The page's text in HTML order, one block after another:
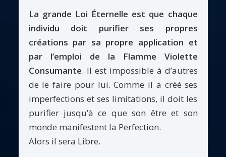
La grande Loi Éternelle est que chaque
individu doit purifier ses propres
créations par sa propre application et
par l’emploi de la Flamme Violette
Consumante. Il est impossible à d’autres
de le faire pour lui. Comme il a créé ses
imperfections et ses limitations, il doit les
purifier jusqu’à ce que son être et son
monde manifestent la Perfection.
Alors il sera Libre.